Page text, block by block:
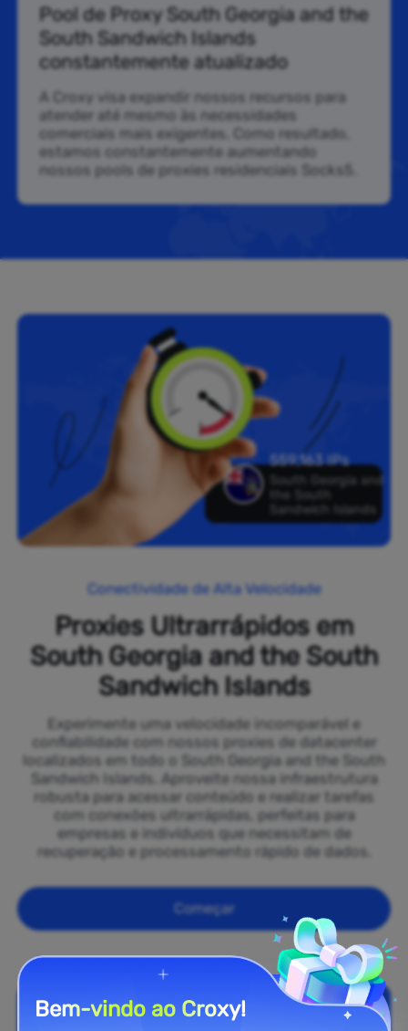
Pool de Proxy South Georgia and the
South Sandwich Islands
constantemente atualizado
A Croxy visa expandir nossos recursos para
atender até mesmo às necessidades
comerciais mais exigentes. Como resultado,
estamos constantemente aumentando
nossos pools de proxies residenciais Socks5.
559,163 IPs
South Georgia and
the South
Sandwich Islands
Conectividade de Alta Velocidade
Proxies Ultrarrápidos em
South Georgia and the South
Sandwich Islands
Experimente uma velocidade incomparável e
confiabilidade com nossos proxies de datacenter
localizados em todo o South Georgia and the South
Sandwich Islands. Aproveite nossa infraestrutura
robusta para acessar conteúdo e realizar tarefas
com conexões ultrarrápidas, perfeitas para
empresas e indivíduos que necessitam de
recuperação e processamento rápido de dados.
Começar
Bem-vindo ao Croxy!